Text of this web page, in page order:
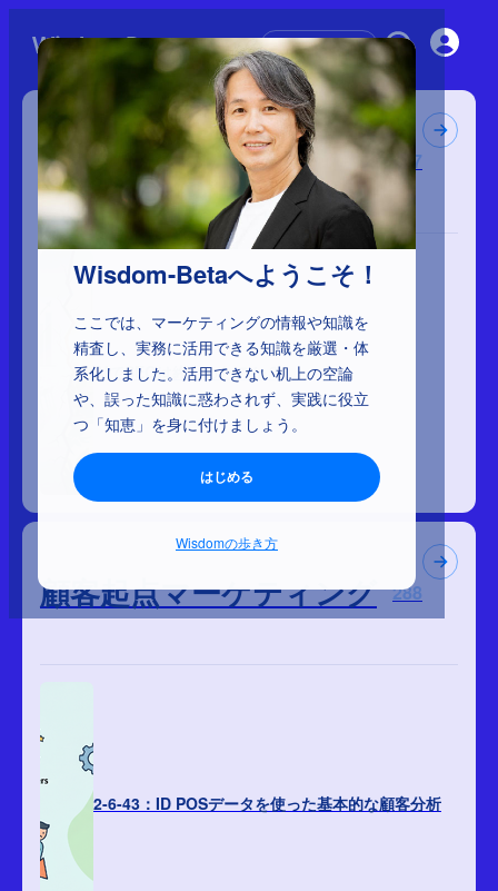
Wisdom-Betaへようこそ！
ここでは、マーケティングの情報や知識を
精査し、実務に活用できる知識を厳選・体
系化しました。活用できない机上の空論
や、誤った知識に惑わされず、実践に役立
つ「知恵」を身に付けましょう。
はじめる
Wisdomの歩き方
初めての方へ
マーケティングの大前提 137
AIでSEOは終わったのか？
顧客起点マーケティング 288
2-6-43：ID POSデータを使った基本的な顧客分析